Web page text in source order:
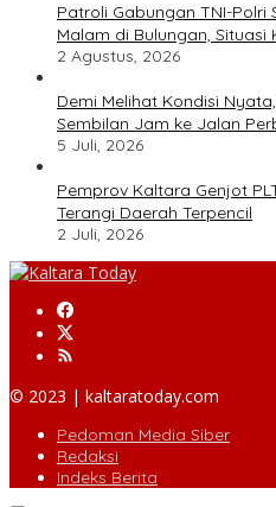
Patroli Gabungan TNI-Polri
Malam di Bulungan, Situasi
2 Agustus, 2026
Demi Melihat Kondisi
Sembilan Jam ke Jalan
5 Juli, 2026
Pemprov Kaltara Genjot
Terangi Daerah Terpencil
2 Juli, 2026
© 2023 | kaltaratoday.com
Pedoman Media Siber
Redaksi
Indeks Berita